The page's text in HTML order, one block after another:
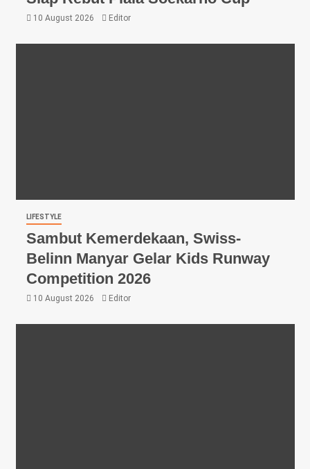
10 August 2026 Editor
LIFESTYLE
Sambut Kemerdekaan, Swiss-
Belinn Manyar Gelar Kids Runway
Competition 2026
10 August 2026 Editor